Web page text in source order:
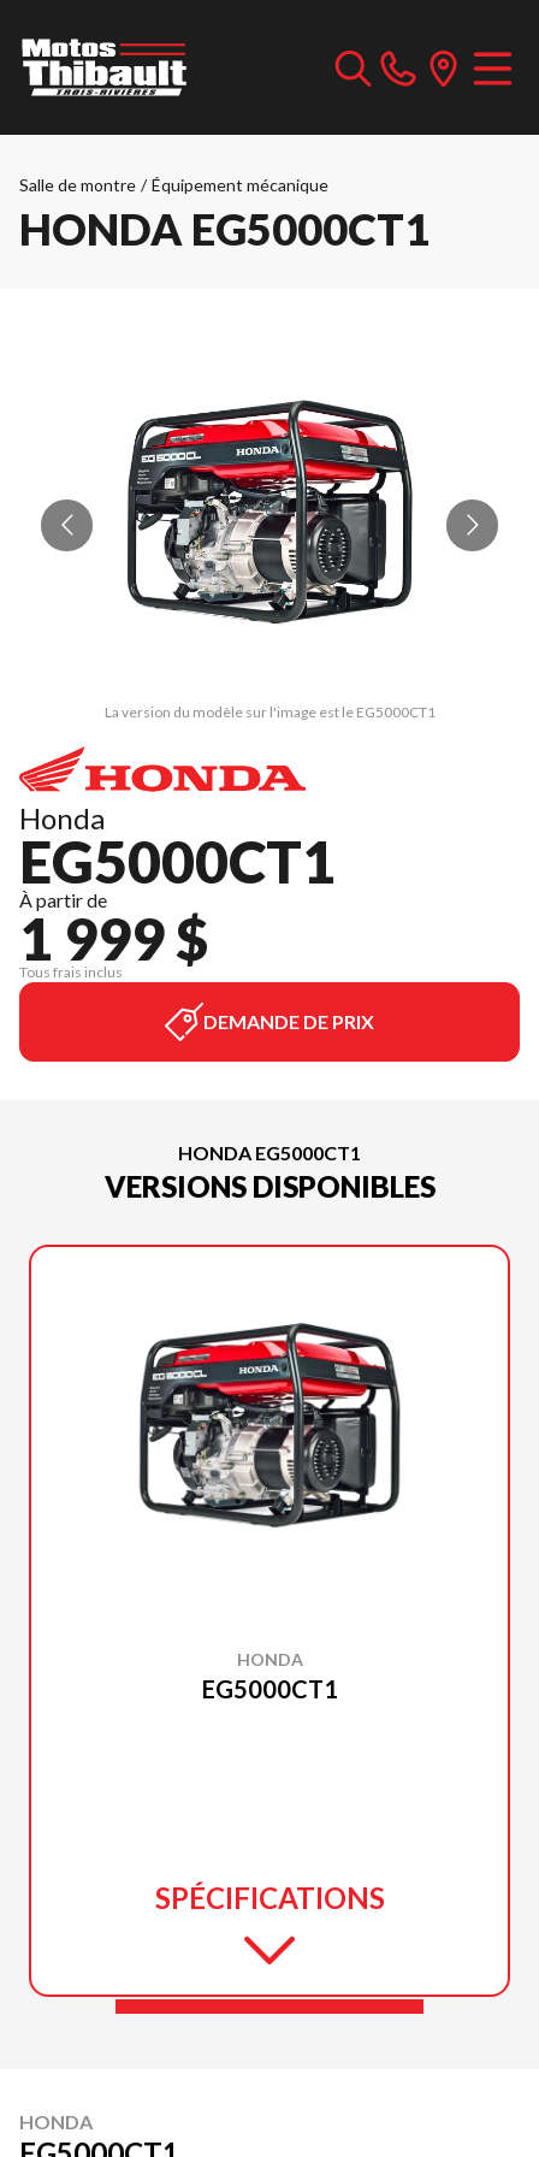
Salle de montre / Équipement mécanique
HONDA EG5000CT1
La version du modèle sur l'image est le EG5000CT1
Honda
EG5000CT1
À partir de
1 999 $
Tous frais inclus
DEMANDE DE PRIX
HONDA EG5000CT1
VERSIONS DISPONIBLES
HONDA
EG5000CT1
SPÉCIFICATIONS
HONDA